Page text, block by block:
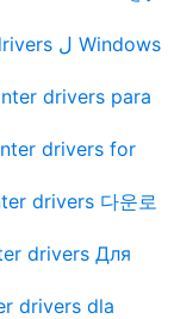
تنزيل HP PSC 2355p All-in-One Printer drivers ل Windows
drivers para
drivers for
drivers 다운로
drivers Для
drivers dla